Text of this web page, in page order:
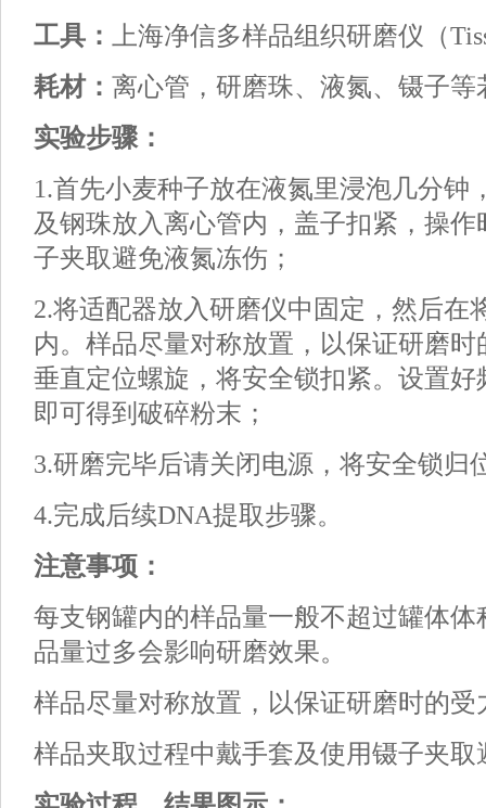
工具：
上海净信多样品组织研磨仪（
耗材： 离心管，研磨珠、液氮、镊子等
实验步骤：
1.首先小麦种子放在液氮里浸泡几分钟
及钢珠放入离心管内，盖子扣紧，操
子夹取避免液氮冻伤；
2.将适配器放入研磨仪中固定，然后在
内。样品尽量对称放置，以保证研磨
垂直定位螺旋，将安全锁扣紧。设置好
即可得到破碎粉末；
3.研磨完毕后请关闭电源，将安全锁归
4.完成后续DNA提取步骤。
注意事项：
每支钢罐内的样品量一般不超过罐体体
品量过多会影响研磨效果。
样品尽量对称放置，以保证研磨时的受
样品夹取过程中戴手套及使用镊子夹取